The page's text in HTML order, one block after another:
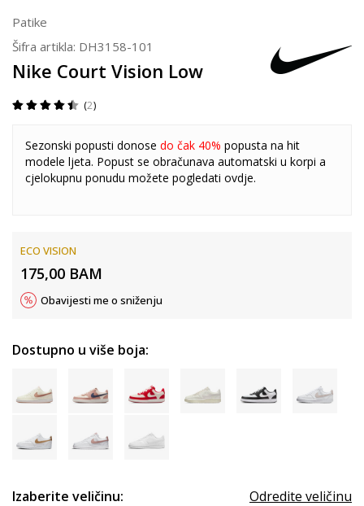
Patike
Šifra artikla: DH3158-101
Nike Court Vision Low
2
Sezonski popusti donose do čak 40% popusta na hit
modele ljeta. Popust se obračunava automatski u korpi a
cjelokupnu ponudu možete pogledati ovdje.
ECO VISION
175,00 BAM
Obavijesti me o sniženju
Dostupno u više boja:
Izaberite veličinu: Odredite veličinu